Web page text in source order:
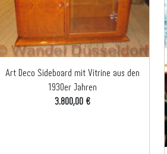
Art Deco Sideboard mit Vitrine aus den
1930er Jahren
3.800,00 €